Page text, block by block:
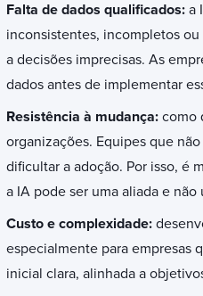
Falta de dados qualificados: a
inconsistentes, incompletos
a decisões imprecisas. As
dados antes de implementar
Resistência à mudança: como
organizações. Equipes que
dificultar a adoção. Por isso, é
a IA pode ser uma aliada e não
Custo e complexidade:
especialmente para empresas
inicial clara, alinhada a